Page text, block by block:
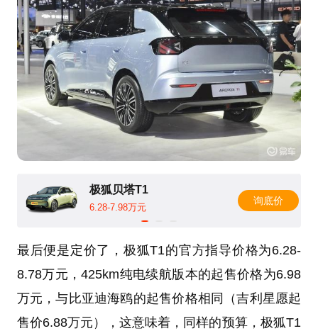
极狐贝塔T1
6.28-7.98万元
询底价
最后便是定价了，极狐T1的官方指导价格为6.28-
8.78万元，425km纯电续航版本的起售价格为6.98
万元，与比亚迪海鸥的起售价格相同（吉利星愿起
售价6.88万元），这意味着，同样的预算，极狐T1